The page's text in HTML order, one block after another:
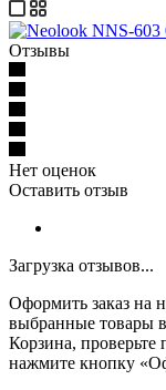
Отзывы
Нет оценок
Оставить отзыв
Загрузка отзывов...
Оформить заказ на
выбранные товары в
Корзина, проверьте
нажмите кнопку